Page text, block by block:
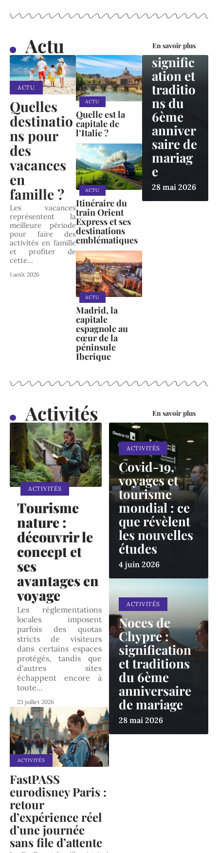
Actu En savoir plus
ACTU
Quelles
destinatio
ns pour
des
vacances
en
famille ?
Les vacances
représentent la
meilleure période
pour faire des
activités en famille
et profiter de
cette…
1 août 2026
ACTU
Quelle est la
capitale de
l’Italie ?
ACTU
Itinéraire du
train Orient
Express et ses
destinations
emblématiques
ACTU
Madrid, la
capitale
espagnole au
cœur de la
péninsule
Iberique
de
:
signific
ation et
traditio
ns du
6ème
anniver
saire de
mariag
e
28 mai 2026
Activités En savoir plus
ACTIVITÉS
Tourisme
nature :
découvrir le
concept et
ses
avantages en
voyage
Les réglementations
locales imposent
parfois des quotas
stricts de visiteurs
dans certains espaces
protégés, tandis que
d'autres sites
échappent encore à
toute…
23 juillet 2026
ACTIVITÉS
FastPASS
eurodisney Paris :
retour
d’expérience réel
d’une journée
sans file d’attente
ACTIVITÉS
Covid-19,
voyages et
tourisme
mondial : ce
que révèlent
les nouvelles
études
4 juin 2026
ACTIVITÉS
Noces de
Chypre :
signification
et traditions
du 6ème
anniversaire
de mariage
28 mai 2026